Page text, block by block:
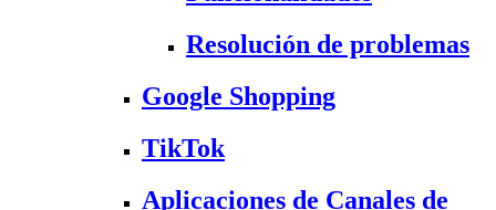
Resolución de problemas
Google Shopping
TikTok
Aplicaciones de Canales de